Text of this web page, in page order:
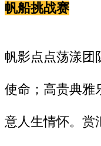
帆船挑战赛
帆影点点荡漾团
使命；高贵典雅
意人生情怀。赏